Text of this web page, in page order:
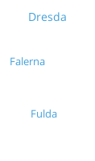
Dresda
Falerna
Fulda